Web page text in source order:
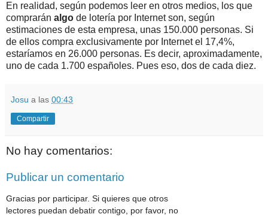
En realidad, según podemos leer en otros medios, los que
comprarán algo de lotería por Internet son, según
estimaciones de esta empresa, unas 150.000 personas. Si
de ellos compra exclusivamente por Internet el 17,4%,
estaríamos en 26.000 personas. Es decir, aproximadamente,
uno de cada 1.700 españoles. Pues eso, dos de cada diez.
Josu a las 00:43
Compartir
No hay comentarios:
Publicar un comentario
Gracias por participar. Si quieres que otros
lectores puedan debatir contigo, por favor, no